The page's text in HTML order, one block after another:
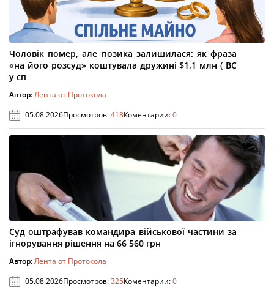
Чоловік помер, але позика залишилася: як фраза
«на його розсуд» коштувала дружині $1,1 млн ( ВС
у сп
Автор:Лента от Протокола
05.08.2026Просмотров:418Коментарии:0
Суд оштрафував командира військової частини за
ігнорування рішення на 66 560 грн
Автор:Лента от Протокола
05.08.2026Просмотров:325Коментарии:0